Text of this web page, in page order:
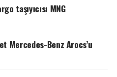
taşıyıcısı MNG
Mercedes-Benz Arocs’u